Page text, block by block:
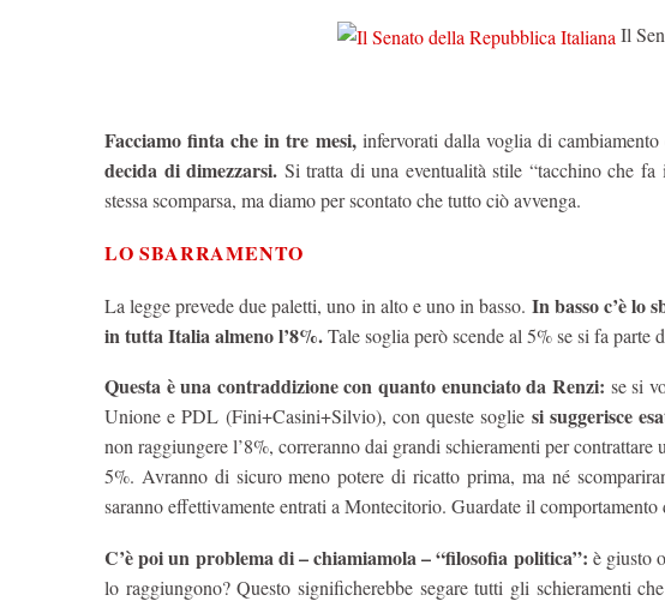
Il
Facciamo finta che in tre mesi,infervorati dalla voglia di
decida di dimezzarsi. Si tratta di una eventualità stile “tacchino che
stessa scomparsa, ma diamo per scontato che tutto ciò avvenga.
LO SBARRAMENTO
La legge prevede due paletti, uno in alto e uno in basso.In basso c’è lo
in tutta Italia almeno l’8%.Tale soglia però scende al 5% se si fa parte
Questa è una contraddizione con quanto enunciato da Renzi: se si
Unione e PDL (Fini+Casini+Silvio), con queste soglie si suggerisce
non raggiungere l’8%, correranno dai grandi schieramenti per
5%. Avranno di sicuro meno potere di ricatto prima, ma né
saranno effettivamente entrati a Montecitorio. Guardate il
C’è poi un problema di – chiamiamola – “filosofia politica”: è giusto
lo raggiungono? Questo significherebbe segare tutti gli schieramenti